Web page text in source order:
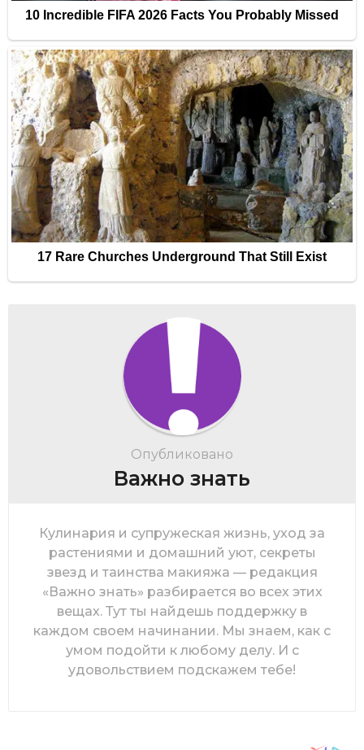
Опубликовано
Важно знать
Кулинария и супружеская жизнь, уход за
растениями и домашний уют, секреты
звезд и таинства макияжа — редакция
«Важно знать» разбирается во всех этих
вещах. Тут ты найдешь поддержку в
каждом своем начинании. Мы знаем, как с
умом подойти к любому делу. И с
удовольствием подскажем тебе!